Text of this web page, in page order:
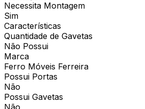
Necessita Montagem
Sim
Características
Quantidade de Gavetas
Não Possui
Marca
Ferro Móveis Ferreira
Possui Portas
Não
Possui Gavetas
Não